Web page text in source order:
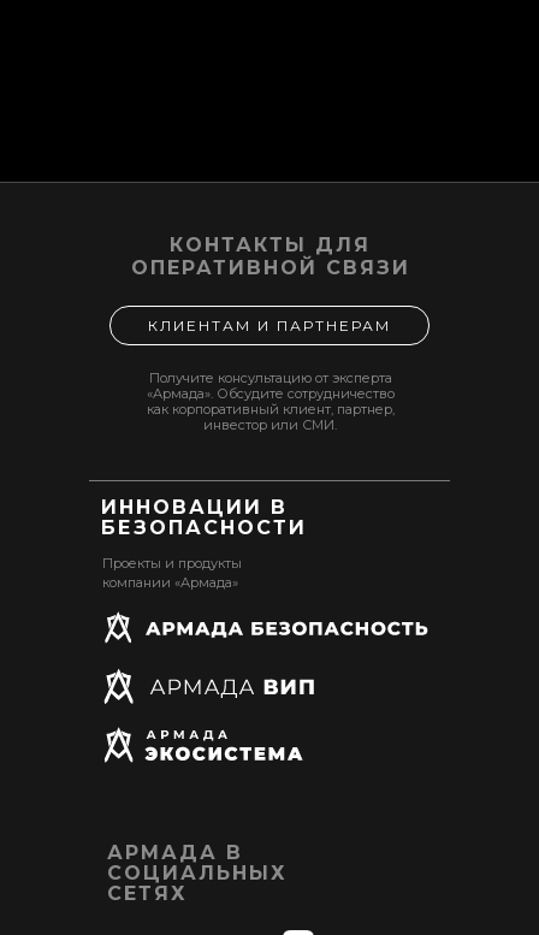
ИННОВАЦИИ В
БЕЗОПАСНОСТИ
КОНТАКТЫ ДЛЯ
ОПЕРАТИВНОЙ СВЯЗИ
Получите консультацию от эксперта
«Армада». Обсудите сотрудничество
как корпоративный клиент, партнер,
инвестор или СМИ.
Проекты и продукты
компании «Армада»
АРМАДА В
СОЦИАЛЬНЫХ
СЕТЯХ
КЛИЕНТАМ И ПАРТНЕРАМ